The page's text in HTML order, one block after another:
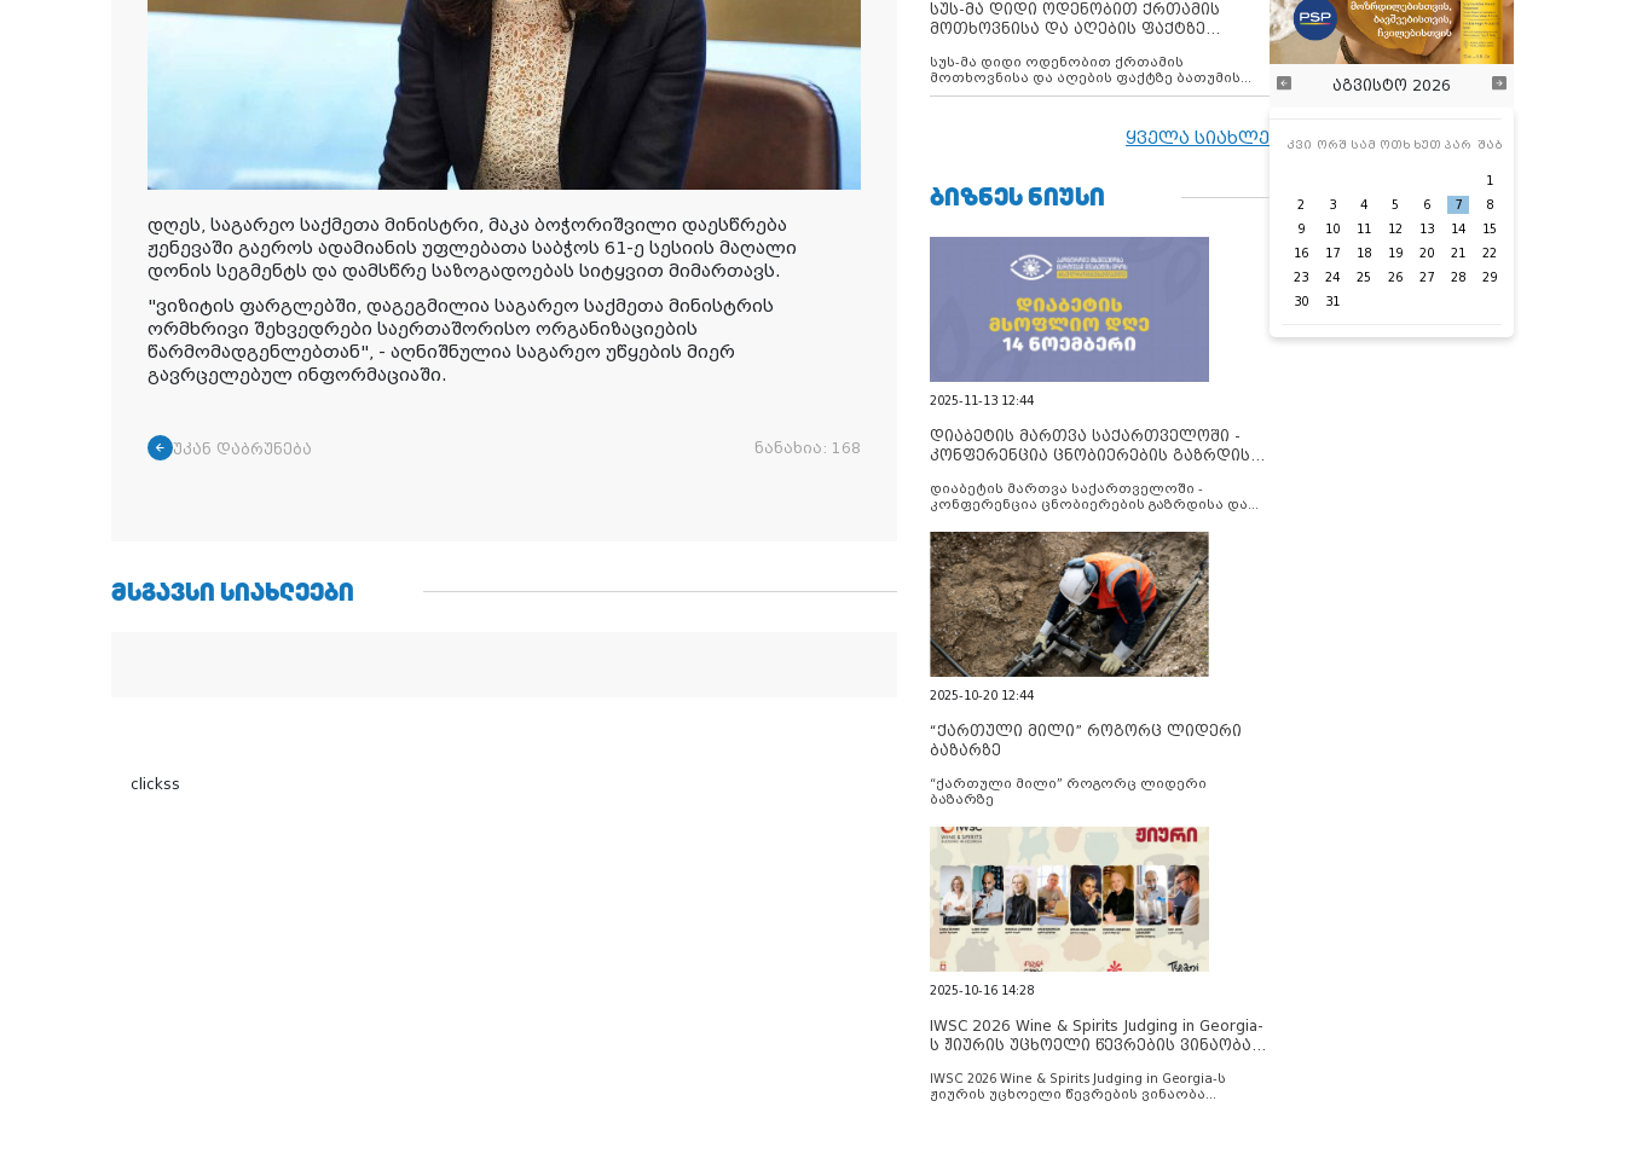
დღეს, საგარეო საქმეთა მინისტრი, მაკა ბოჭორიშვილი დაესწრება
ჟენევაში გაეროს ადამიანის უფლებათა საბჭოს 61-ე სესიის მაღალი
დონის სეგმენტს და დამსწრე საზოგადოებას სიტყვით მიმართავს.
"ვიზიტის ფარგლებში, დაგეგმილია საგარეო საქმეთა მინისტრის
ორმხრივი შეხვედრები საერთაშორისო ორგანიზაციების
წარმომადგენლებთან", - აღნიშნულია საგარეო უწყების მიერ
გავრცელებულ ინფორმაციაში.
უკან დაბრუნება ნანახია: 168
ᲛᲡᲒᲐᲕᲡᲘ ᲡᲘᲐᲮᲚᲔᲔᲑᲘ
clickss
სუს-მა დიდი ოდენობით ქრთამის
მოთხოვნისა და აღების ფაქტზე
დააკავა
სუს-მა დიდი ოდენობით ქრთამის
მოთხოვნისა და აღების ფაქტზე ბათუმის
მერიის თანამშრომელი დააკავა
ყველა სიახლე
ᲑᲘᲖᲜᲔᲡ ᲜᲘᲣᲡᲘ
2025-11-13 12:44
დიაბეტის მართვა საქართველოში -
კონფერენცია ცნობიერების გაზრდისა
დიაბეტის მართვა საქართველოში -
კონფერენცია ცნობიერების გაზრდისა და
2025-10-20 12:44
“ქართული მილი” როგორც ლიდერი
ბაზარზე
“ქართული მილი” როგორც ლიდერი
ბაზარზე
2025-10-16 14:28
IWSC 2026 Wine & Spirits Judging in Georgia-
ს ჟიურის უცხოელი წევრების ვინაობა
IWSC 2026 Wine & Spirits Judging in Georgia-ს
ჟიურის უცხოელი წევრების ვინაობა
აგვისტო 2026
კვი ორშ სამ ოთხ ხუთ პარ შაბ
1
2
3 4 5 6 7
8
9
10 11 12 13 14
15
16
17 18 19 20 21
22
23
24 25 26 27 28
29
30
31